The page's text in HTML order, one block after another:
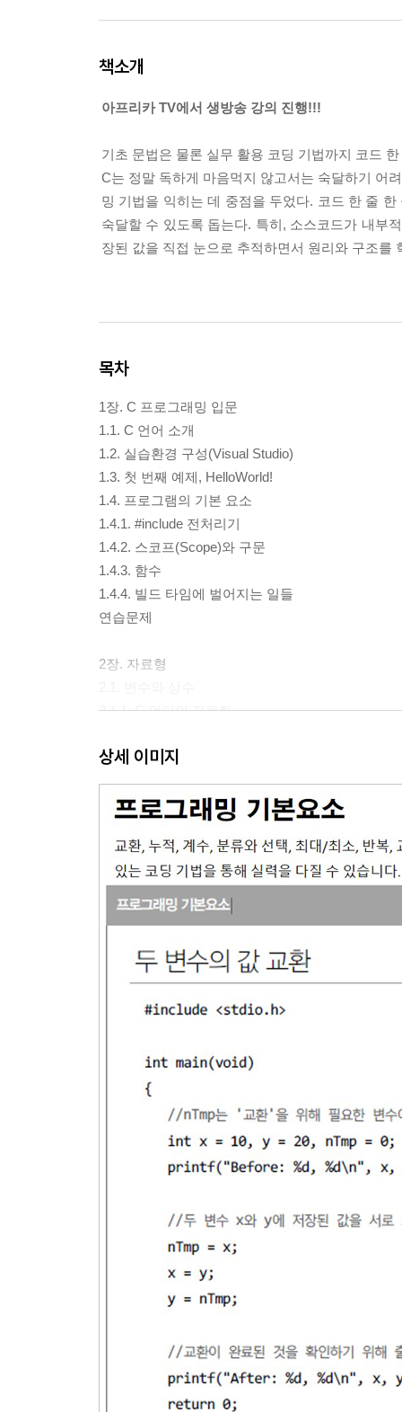
책소개
아프리카 TV에서 생방송 강의 진행!!!
기초 문법은 물론 실무 활용 코딩 기법까지 코드
C는 정말 독하게 마음먹지 않고서는 숙달하기 어
밍 기법을 익히는 데 중점을 두었다. 코드 한 줄
숙달할 수 있도록 돕는다. 특히, 소스코드가 내부
장된 값을 직접 눈으로 추적하면서 원리와 구조를
목차
1장. C 프로그래밍 입문
1.1. C 언어 소개
1.2. 실습환경 구성(Visual Studio)
1.3. 첫 번째 예제, HelloWorld!
1.4. 프로그램의 기본 요소
1.4.1. #include 전처리기
1.4.2. 스코프(Scope)와 구문
1.4.3. 함수
1.4.4. 빌드 타임에 벌어지는 일들
연습문제
2장. 자료형
2.1.1. C 언어의 자료형
2.1.3. 부호비트와 자료비트 그리고 표현범위
2.2. 정수 자료형과 변수, 상수
2.2.1. char와 ASCII코드
2.2.3. int와 long
2.3. 실수 자료형
2.3.1. float
2.5. 이름과 주석문
2.5.2. 주석문
3장. 표준 입출력 도구
3.1. 문자 입출력
3.1.1. getchar( ) / putchar( ) 함수
3.1.2. _getch( ) / _getche( ) 함수
3.2. 문자열 입출력
3.2.2. gets( ) 함수와 보안 결함
3.3. printf( ) 함수
3.3.1. 형식 문자와 이스케이프 시퀀스
3.3.2. 문자와 정수 출력
3.4. scanf( ) 함수
3.4.1. 정수 입력
3.4.2. 두 정수의 입력 및 구분
상세 이미지